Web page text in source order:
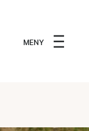
MENY